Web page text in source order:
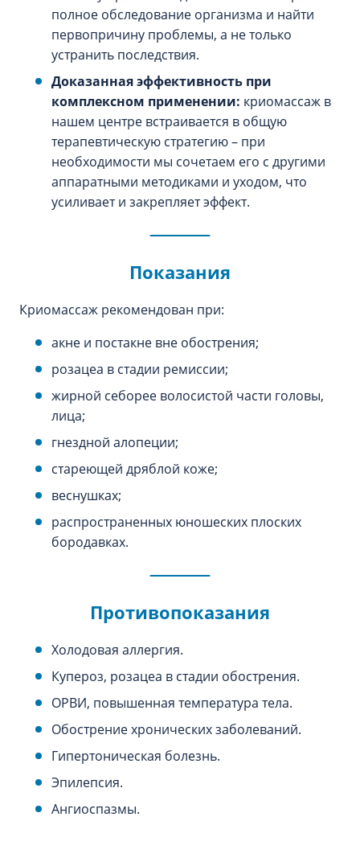
полное обследование организма и найти
первопричину проблемы, а не только
устранить последствия.
Доказанная эффективность при
комплексном применении: криомассаж в
нашем центре встраивается в общую
терапевтическую стратегию – при
необходимости мы сочетаем его с другими
аппаратными методиками и уходом, что
усиливает и закрепляет эффект.
Показания
Криомассаж рекомендован при:
акне и постакне вне обострения;
розацеа в стадии ремиссии;
жирной себорее волосистой части головы,
лица;
гнездной алопеции;
стареющей дряблой коже;
веснушках;
распространенных юношеских плоских
бородавках.
Противопоказания
Холодовая аллергия.
Купероз, розацеа в стадии обострения.
ОРВИ, повышенная температура тела.
Обострение хронических заболеваний.
Гипертоническая болезнь.
Эпилепсия.
Ангиоспазмы.